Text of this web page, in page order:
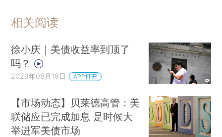
相关阅读
徐小庆｜美债收益率到顶了
吗？
2023年08月19日 APP打开
【市场动态】贝莱德高管：美
联储应已完成加息 是时候大
举进军美债市场